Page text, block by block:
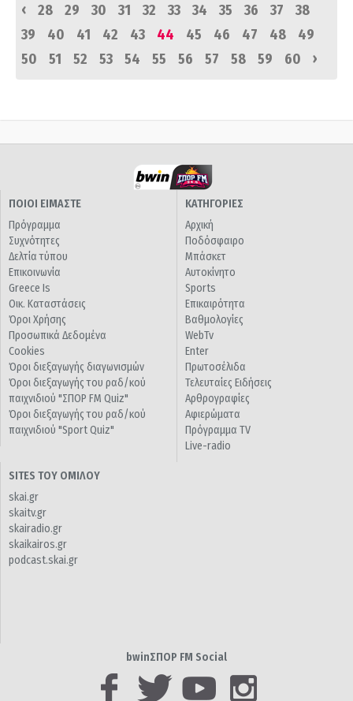
‹
28 29 30 31 32 33 34 35 36 37
38
39
40 41 42 43 44 45 46 47 48
49
50
51 52 53 54 55 56 57 58 59 60 ›
ΠΟΙΟΙ ΕΙΜΑΣΤΕ
Πρόγραμμα
Συχνότητες
Δελτία τύπου
Επικοινωνία
Greece Is
Οικ. Καταστάσεις
Όροι Χρήσης
Προσωπικά Δεδομένα
Cookies
Όροι διεξαγωγής διαγωνισμών
Όροι διεξαγωγής του ραδ/κού
παιχνιδιού "ΣΠΟΡ FM Quiz"
Όροι διεξαγωγής του ραδ/κού
παιχνιδιού "Sport Quiz"
ΚΑΤΗΓΟΡΙΕΣ
Αρχική
Ποδόσφαιρο
Μπάσκετ
Αυτοκίνητο
Sports
Επικαιρότητα
Βαθμολογίες
WebTv
Enter
Πρωτοσέλιδα
Τελευταίες Ειδήσεις
Αρθρογραφίες
Αφιερώματα
Πρόγραμμα TV
Live-radio
SITES ΤΟΥ ΟΜΙΛΟΥ
skai.gr
skaitv.gr
skairadio.gr
skaikairos.gr
podcast.skai.gr
bwinΣΠΟΡ FM Social